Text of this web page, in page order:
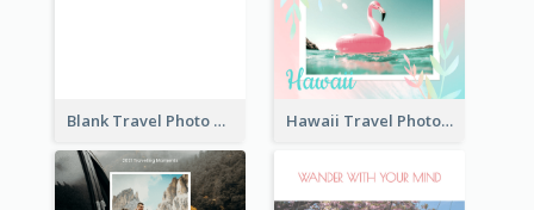
Blank Travel Photo Book Hawaii Travel Photo Book